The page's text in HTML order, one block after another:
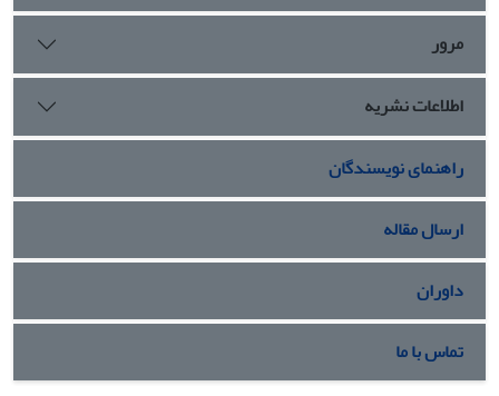
مرور
اطلاعات نشریه
راهنمای نویسندگان
ارسال مقاله
داوران
تماس با ما